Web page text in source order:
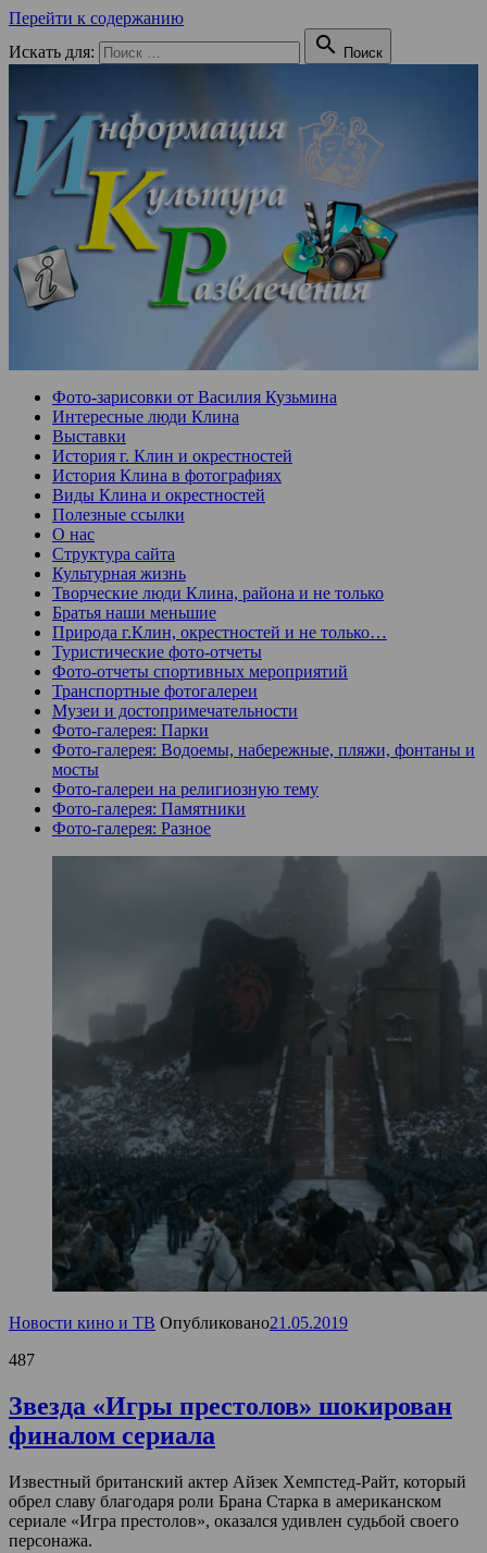
Перейти к содержанию
Искать для:
 Поиск
Фото-зарисовки от Василия Кузьмина
Интересные люди Клина
Выставки
История г. Клин и окрестностей
История Клина в фотографиях
Виды Клина и окрестностей
Полезные ссылки
О нас
Структура сайта
Культурная жизнь
Творческие люди Клина, района и не только
Братья наши меньшие
Природа г.Клин, окрестностей и не только…
Туристические фото-отчеты
Фото-отчеты спортивных мероприятий
Транспортные фотогалереи
Музеи и достопримечательности
Фото-галерея: Парки
Фото-галерея: Водоемы, набережные, пляжи, фонтаны и
мосты
Фото-галереи на религиозную тему
Фото-галерея: Памятники
Фото-галерея: Разное
Новости кино и ТВ Опубликовано21.05.2019
487
Звезда «Игры престолов» шокирован
финалом сериала
Известный британский актер Айзек Хемпстед-Райт, который
обрел славу благодаря роли Брана Старка в американском
сериале «Игра престолов», оказался удивлен судьбой своего
персонажа.